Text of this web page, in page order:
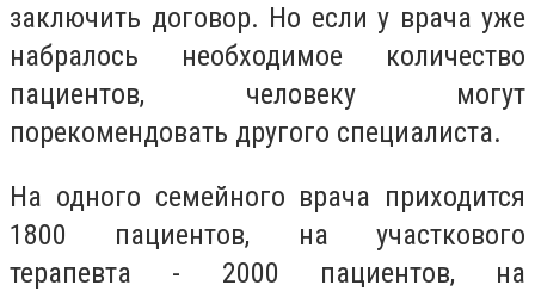
заключить договор. Но если у врача уже
набралось необходимое количество
пациентов, человеку могут
порекомендовать другого специалиста.
На одного семейного врача приходится
1800 пациентов, на участкового
терапевта - 2000 пациентов, на